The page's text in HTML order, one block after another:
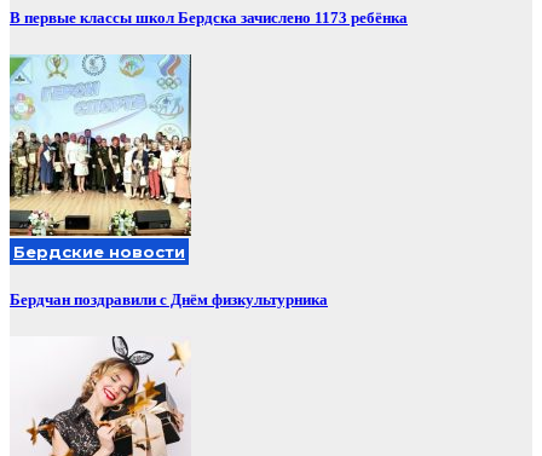
В первые классы школ Бердска зачислено 1173 ребёнка
Бердские новости
Бердчан поздравили с Днём физкультурника